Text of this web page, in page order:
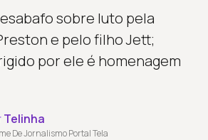
sobre luto pela
e pelo filho Jett;
por ele é homenagem
Telinha
De Jornalismo Portal Tela